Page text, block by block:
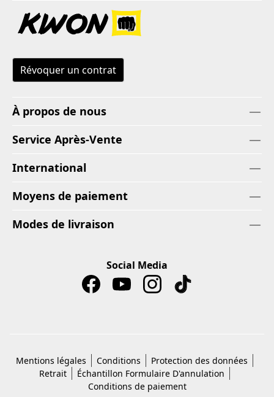
Révoquer un contrat
À propos de nous
Service Après-Vente
International
Moyens de paiement
Modes de livraison
Social Media
Mentions légales Conditions
Protection des données
Retrait
Échantillon Formulaire D'annulation
Conditions de paiement